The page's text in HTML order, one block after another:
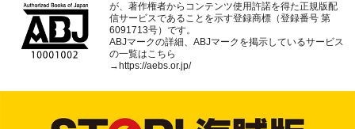
が、著作権者からコンテンツ使用許諾を得た正規版配
信サービスであることを示す登録商標（登録番号 第
6091713号）です。
ABJマークの詳細、ABJマークを掲示しているサービス
の一覧はこちら
→ https://aebs.or.jp/